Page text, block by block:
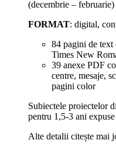
(decembrie – februarie)
FORMAT: digital,
84 pagini de text
Times New
39 anexe PDF
centre, mesaje,
pagini color
Subiectele proiectelor
pentru 1,5-3 ani expuse
Alte detalii citește mai